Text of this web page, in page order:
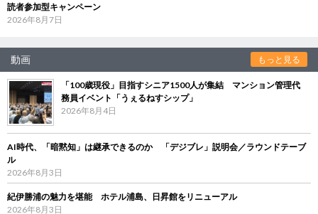
読者参加型キャンペーン
2026年8月7日
動画 もっと見る
「100歳現役」目指すシニア1500人が集結 マンション管理代
務員イベント「うぇるねすシップ」
2026年8月4日
AI時代、「暗黙知」は継承できるのか 「デジブレ」説明会／ラウンドテーブ
ル
2026年8月3日
紀伊勝浦の魅力を堪能 ホテル浦島、日昇館をリニューアル
2026年8月3日